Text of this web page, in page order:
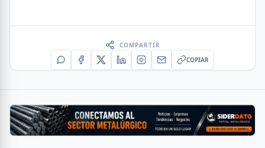
COMPARTIR
COPIAR